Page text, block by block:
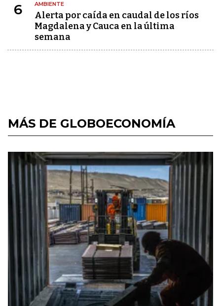
6 AMBIENTE
Alerta por caída en caudal de los ríos
Magdalena y Cauca en la última
semana
MÁS DE GLOBOECONOMÍA